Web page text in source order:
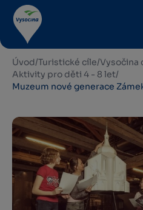
Úvod/Turistické cíle/Vysočina
Aktivity pro děti 4 - 8 let/
Muzeum nové generace